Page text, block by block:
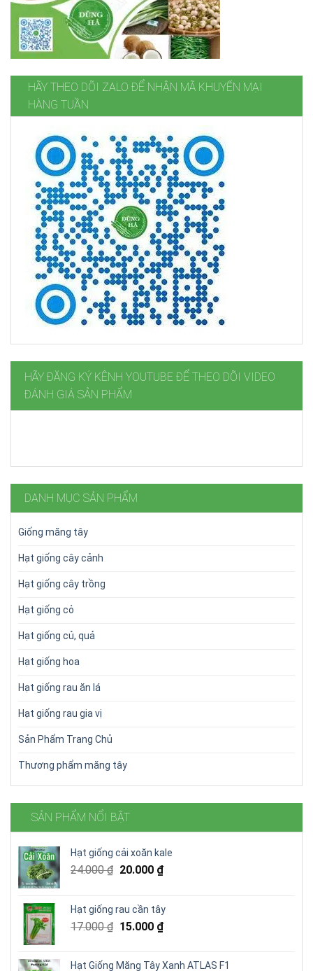
HÃY THEO DÕI ZALO ĐỂ NHẬN MÃ KHUYẾN MẠI
HÀNG TUẦN
HÃY ĐĂNG KÝ KÊNH YOUTUBE ĐỂ THEO DÕI VIDEO
ĐÁNH GIÁ SẢN PHẨM
DANH MỤC SẢN PHẨM
Giống măng tây
Hạt giống cây cảnh
Hạt giống cây trồng
Hạt giống cỏ
Hạt giống củ, quả
Hạt giống hoa
Hạt giống rau ăn lá
Hạt giống rau gia vị
Sản Phẩm Trang Chủ
Thương phẩm măng tây
SẢN PHẨM NỔI BẬT
Hạt giống cải xoăn kale
24.000₫ Giá
24.000 ₫.
20.000 ₫Giá
là:
20.000 ₫.
Hạt giống rau cần tây
17.000₫ Giá
15.000 ₫Giá
Hạt Giống Măng Tây Xanh ATLAS F1